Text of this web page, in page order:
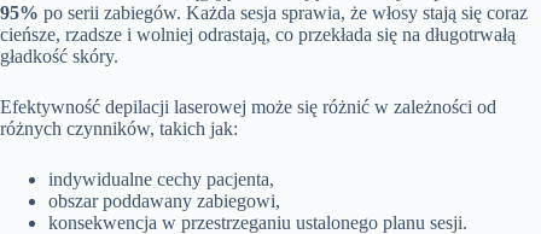
95% po serii zabiegów. Każda sesja sprawia, że włosy stają się coraz
cieńsze, rzadsze i wolniej odrastają, co przekłada się na długotrwałą
gładkość skóry.
Efektywność depilacji laserowej może się różnić w zależności od
różnych czynników, takich jak:
indywidualne cechy pacjenta,
obszar poddawany zabiegowi,
konsekwencja w przestrzeganiu ustalonego planu sesji.